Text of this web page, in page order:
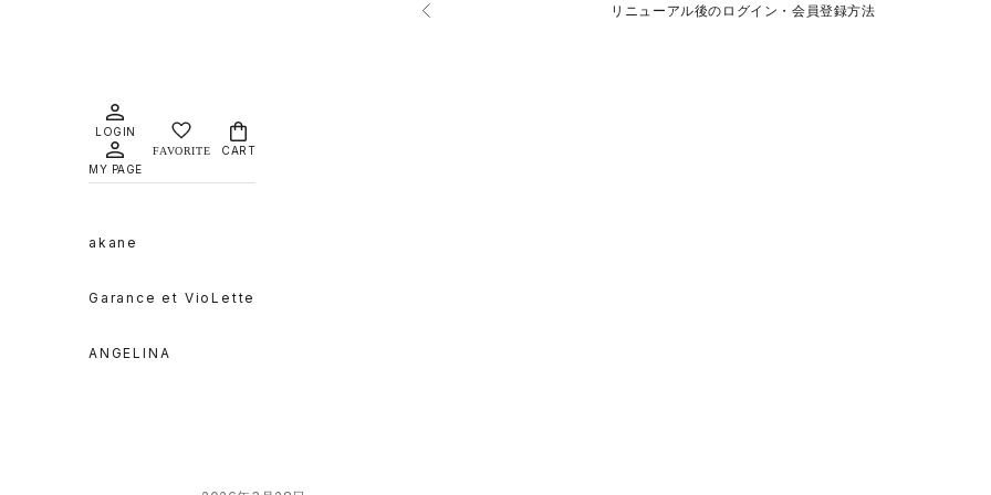
前へ リニューアル後のログイン・会員登録方法
LOGIN
MY PAGE
CART
akane
Garance et VioLette
ANGELINA